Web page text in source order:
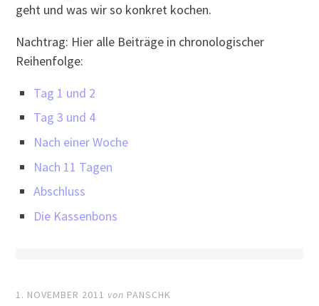
geht und was wir so konkret kochen.
Nachtrag: Hier alle Beiträge in chronologischer
Reihenfolge:
Tag 1 und 2
Tag 3 und 4
Nach einer Woche
Nach 11 Tagen
Abschluss
Die Kassenbons
1. NOVEMBER 2011 von PANSCHK